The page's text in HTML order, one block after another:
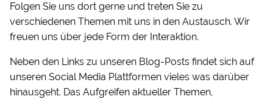
Folgen Sie uns dort gerne und treten Sie zu
verschiedenen Themen mit uns in den Austausch. Wir
freuen uns über jede Form der Interaktion.
Neben den Links zu unseren Blog-Posts findet sich auf
unseren Social Media Plattformen vieles was darüber
hinausgeht. Das Aufgreifen aktueller Themen,